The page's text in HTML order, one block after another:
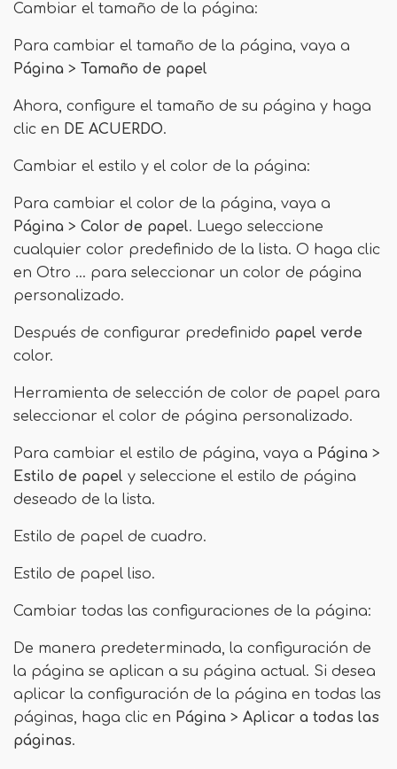
Cambiar el tamaño de la página:
Para cambiar el tamaño de la página, vaya a
Página > Tamaño de papel
Ahora, configure el tamaño de su página y haga
clic en DE ACUERDO.
Cambiar el estilo y el color de la página:
Para cambiar el color de la página, vaya a
Página > Color de papel. Luego seleccione
cualquier color predefinido de la lista. O haga clic
en Otro ... para seleccionar un color de página
personalizado.
Después de configurar predefinido papel verde
color.
Herramienta de selección de color de papel para
seleccionar el color de página personalizado.
Para cambiar el estilo de página, vaya a Página >
Estilo de papel y seleccione el estilo de página
deseado de la lista.
Estilo de papel de cuadro.
Estilo de papel liso.
Cambiar todas las configuraciones de la página:
De manera predeterminada, la configuración de
la página se aplican a su página actual. Si desea
aplicar la configuración de la página en todas las
páginas, haga clic en Página > Aplicar a todas las
páginas.